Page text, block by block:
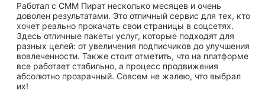
Работал с СММ Пират несколько месяцев и очень
доволен результатами. Это отличный сервис для тех, кто
хочет реально прокачать свои страницы в соцсетях.
Здесь отличные пакеты услуг, которые подходят для
разных целей: от увеличения подписчиков до улучшения
вовлеченности. Также стоит отметить, что на платформе
все работает стабильно, а процесс продвижения
абсолютно прозрачный. Совсем не жалею, что выбрал
их!